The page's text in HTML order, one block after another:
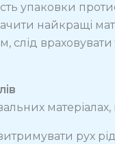
упаковки
найкращі
враховувати
рух